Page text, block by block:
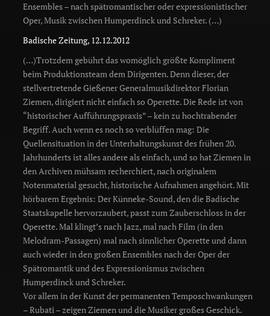
Ensembles – nach spätromantischer oder expressionistischer
Oper, Musik zwischen Humperdinck und Schreker. (…)
Badische Zeitung, 12.12.2012
(…)Trotzdem gebührt das womöglich größte Kompliment
beim Produktionsteam dem Dirigenten. Denn dieser, der
stellvertretende Gießener Generalmusikdirektor Florian
Ziemen, dirigiert nicht einfach so Operette. Die Rede ist von
“historischer Aufführungspraxis” – kein zu hochtrabender
Begriff. Auch wenn es noch so verblüffen mag: Die
Quellensituation in der Unterhaltungskunst des frühen 20.
Jahrhunderts ist alles andere als einfach, und so hat Ziemen in
den Archiven mühsam recherchiert, nach originalem
Notenmaterial gesucht, historische Aufnahmen angehört. Mit
hörbarem Ergebnis: Der Künneke-Sound, den die Badische
Staatskapelle hervorzaubert, passt zum Zauberschloss in der
Operette. Mal klingt’s nach Jazz, mal nach Film (in den
Melodram-Passagen) mal nach sinnlicher Operette und dann
auch wieder in den großen Ensembles nach der Oper der
Spätromantik und des Expressionismus zwischen
Humperdinck und Schreker.
Vor allem in der Kunst der permanenten Temposchwankungen
– Rubati – zeigen Ziemen und die Musiker großes Geschick.